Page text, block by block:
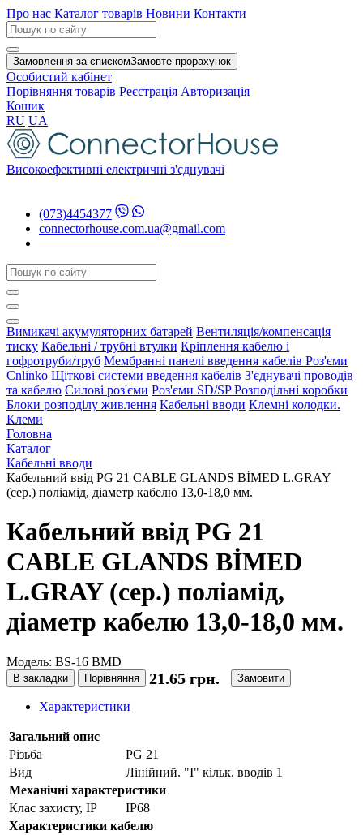
Про нас Каталог товарів Новини Контакти
Замовлення за спискомЗамовте прорахунок
Особистий кабінет
Порівняння товарів Реєстрація Авторизація
Кошик
RU UA
Високоефективні електричні з'єднувачі
(073)4454377
connectorhouse.com.ua@gmail.com
Вимикачі акумуляторних батарей Вентиляція/компенсація
тиску Кабельні / трубні втулки Кріплення кабелю і
гофротруби/труб Мембранні панелі введення кабелів Роз'єми
Cnlinko Щіткові системи введення кабелів З'єднувачі проводів
та кабелю Силові роз'єми Роз'єми SD/SPРозподільні коробки
Блоки розподілу живлення Кабельні вводи Клемні колодки.
Клеми
Головна
Каталог
Кабельні вводи
Кабельний ввід PG 21 CABLE GLANDS BİMED L.GRAY
(сер.) поліамід, діаметр кабелю 13,0-18,0 мм.
Кабельний ввід PG 21
CABLE GLANDS BİMED
L.GRAY (сер.) поліамід,
діаметр кабелю 13,0-18,0 мм.
Модель: BS-16 BMD
В закладки Порівняння 21.65 грн. Замовити
Характеристики
Загальний опис
Різьба
PG 21
Вид
Лінійний. "I" кільк. вводів 1
Механічні характеристики
Клас захисту, IP
IP68
Характеристики кабелю